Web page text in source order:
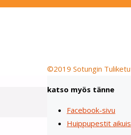
katso myös tänne
Facebook-sivu
Huippupestit
©2019 Sotungin
to
Top